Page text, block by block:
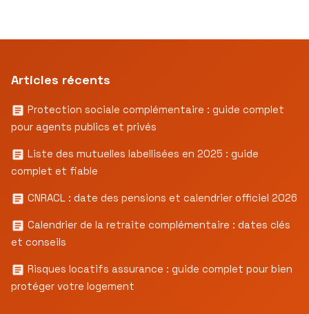
Articles récents
Protection sociale complémentaire : guide complet
pour agents publics et privés
Liste des mutuelles labellisées en 2025 : guide
complet et fiable
CNRACL : date des pensions et calendrier officiel 2026
Calendrier de la retraite complémentaire : dates clés
et conseils
Risques locatifs assurance : guide complet pour bien
protéger votre logement